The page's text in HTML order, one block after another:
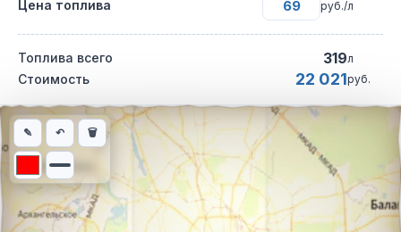
Цена топлива руб./л
Топлива всего 319л
Стоимость 22 021руб.
Интерактивная карта автомобильного маршрута из города
✎ ↶ 🗑